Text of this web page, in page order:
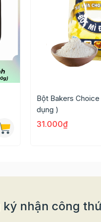
Bột Bakers Choice
dụng )
31.000₫
nhận công